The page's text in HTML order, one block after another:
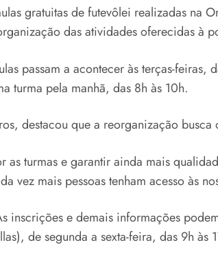
gratuitas de futevôlei realizadas na
das atividades oferecidas à
passam a acontecer às terças-feiras,
turma pela manhã, das 8h às 10h.
destacou que a reorganização
turmas e garantir ainda mais
mais pessoas tenham acesso às
inscrições e demais informações
de segunda a sexta-feira, das 9h às